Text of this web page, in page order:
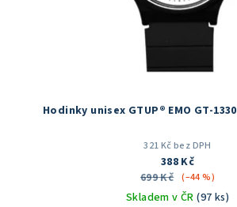
Hodinky unisex GTUP® EMO GT-1330
321 Kč bez DPH
388 Kč
699 Kč (–44 %)
Skladem v ČR(97 ks)